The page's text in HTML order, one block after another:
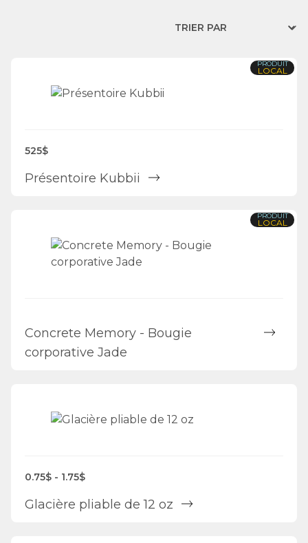
PRODUIT
LOCAL
525$
Présentoire Kubbii
PRODUIT
LOCAL
Concrete Memory - Bougie
corporative Jade
0.75$ - 1.75$
Glacière pliable de 12 oz